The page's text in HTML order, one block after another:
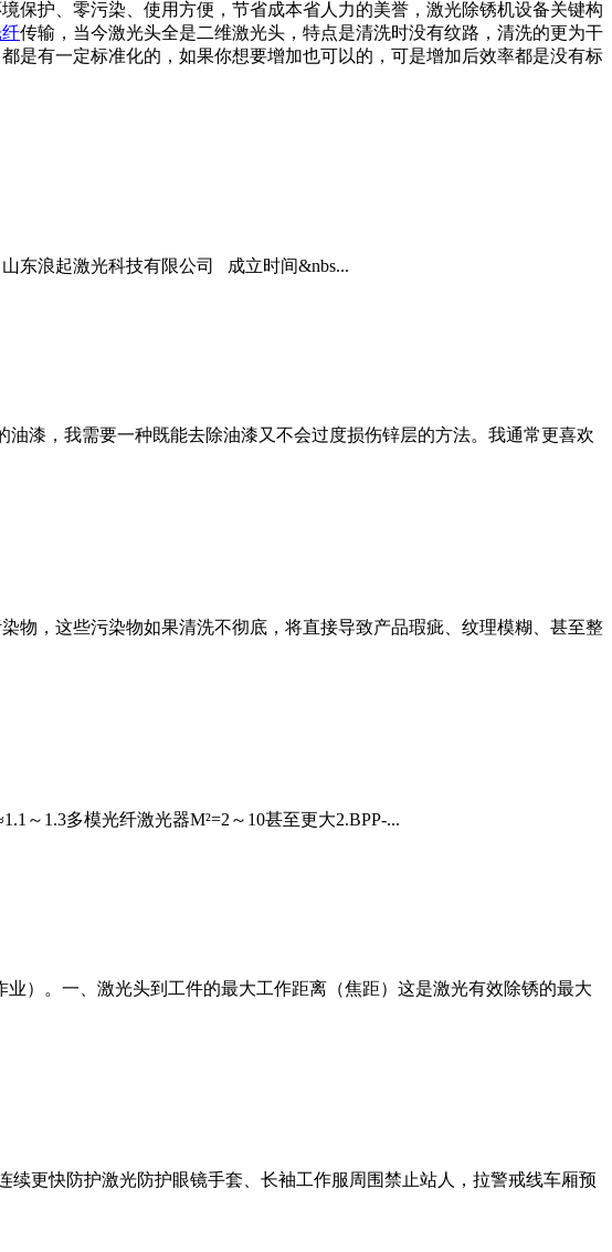
保护、零污染、使用方便，节省成本省人力的美誉，激光除锈机设备关键构
传输，当今激光头全是二维激光头，特点是清洗时没有纹路，清洗的更为干
是有一定标准化的，如果你想要增加也可以的，可是增加后效率都是没有标
东浪起激光科技有限公司 成立时间&nbs...
漆，我需要一种既能去除油漆又不会过度损伤锌层的方法。我通常更喜欢
物，这些污染物如果清洗不彻底，将直接导致产品瑕疵、纹理模糊、甚至整
～1.3多模光纤激光器M²=2～10甚至更大2.BPP-...
）。一、激光头到工件的最大工作距离（焦距）这是激光有效除锈的最大
更快防护激光防护眼镜手套、长袖工作服周围禁止站人，拉警戒线车厢预